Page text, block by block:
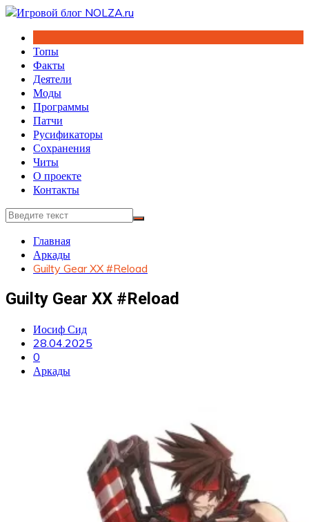
Перейти
содержимому
Топы
Факты
Деятели
Моды
Программы
Патчи
Русификаторы
Сохранения
Читы
О проекте
Контакты
Главная
Аркады
Guilty Gear XX #Reload
Guilty Gear XX #Reload
Иосиф Сид
28.04.2025
0
Аркады